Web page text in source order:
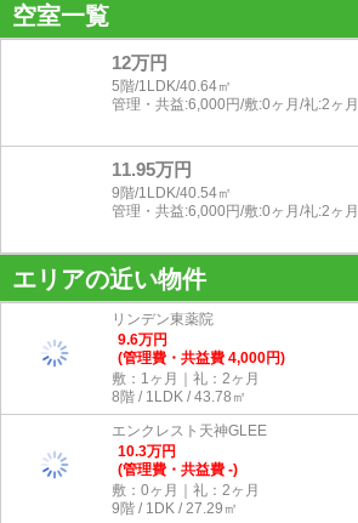
空室一覧
12万円
5階/1LDK/40.64㎡
管理・共益:6,000円/敷:0ヶ月/礼:2ヶ月
11.95万円
9階/1LDK/40.54㎡
管理・共益:6,000円/敷:0ヶ月/礼:2ヶ月
エリアの近い物件
リンデン東薬院
9.6万円
(管理費・共益費 4,000円)
敷：1ヶ月｜礼：2ヶ月
8階 / 1LDK / 43.78㎡
エンクレスト天神GLEE
10.3万円
(管理費・共益費 -)
敷：0ヶ月｜礼：2ヶ月
9階 / 1DK / 27.29㎡